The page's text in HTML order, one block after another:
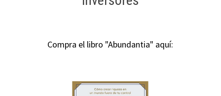
Compra el libro "Abundantia" aquí: